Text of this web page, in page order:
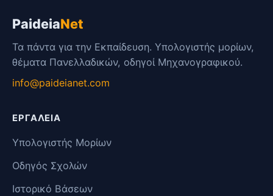
PaideiaNet
Τα πάντα για την Εκπαίδευση. Υπολογιστής μορίων,
θέματα Πανελλαδικών, οδηγοί Μηχανογραφικού.
info@paideianet.com
ΕΡΓΑΛΕΊΑ
Υπολογιστής Μορίων
Οδηγός Σχολών
Ιστορικό Βάσεων